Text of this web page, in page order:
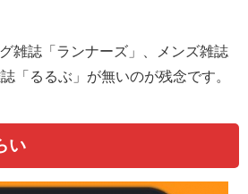
雑誌「ランナーズ」、メンズ雑誌
「るるぶ」が無いのが残念です。
い